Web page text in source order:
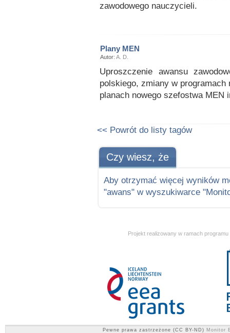
zawodowego nauczycieli.
Plany MEN
Autor: A. D.
Uproszczenie awansu
polskiego, zmiany w
planach nowego szefostwa MEN
<< Powrót do listy tagów
Czy wiesz, że
Aby otrzymać więcej wyników
"awans" w wyszukiwarce
Projekt realizowany w ramach
Pewne prawa zastrzeżone (CC BY-ND) Monitor